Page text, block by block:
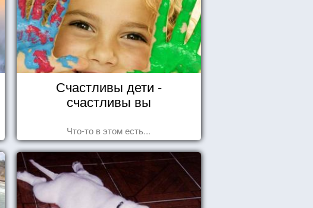
Счастливы дети -
счастливы вы
Что-то в этом есть...